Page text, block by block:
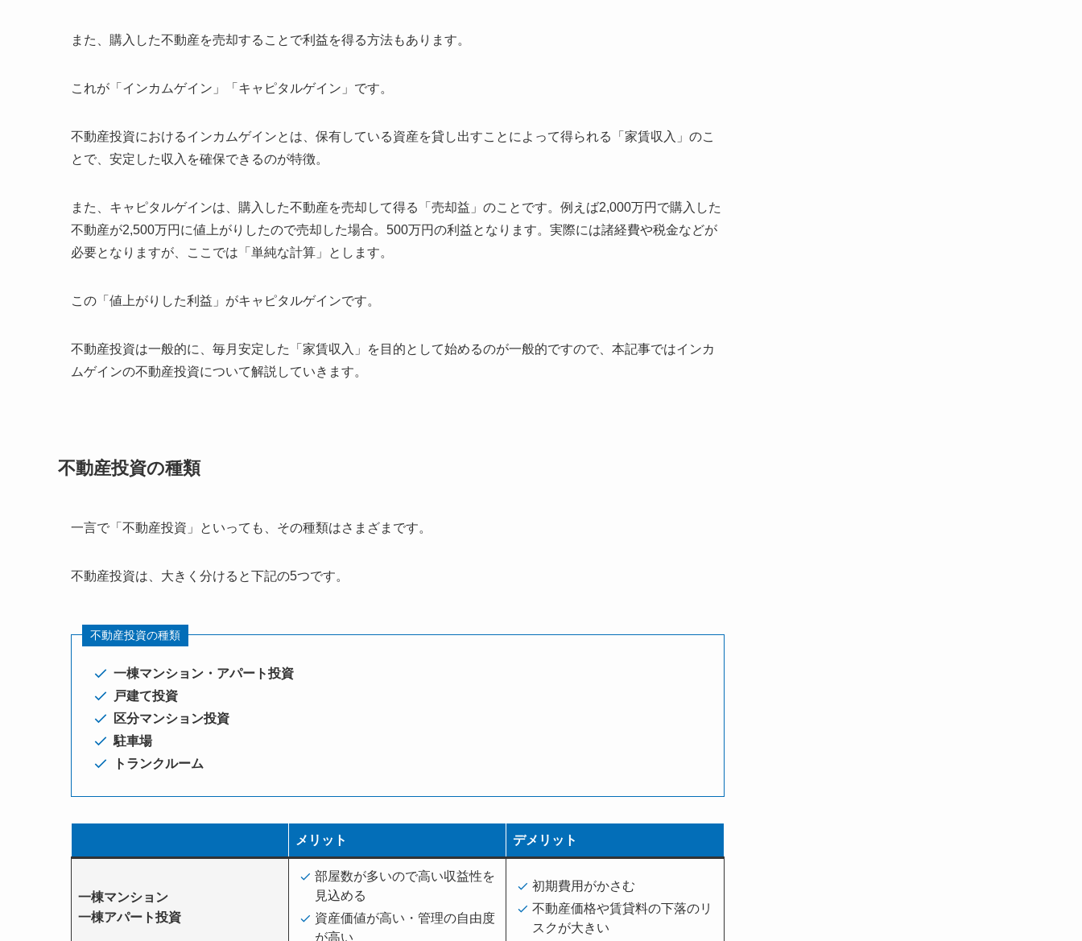
また、購入した不動産を売却することで利益を得る方法もあります。
これが「インカムゲイン」「キャピタルゲイン」です。
不動産投資におけるインカムゲインとは、保有している資産を貸し出すことによって得られる「家賃収入」のこ
とで、安定した収入を確保できるのが特徴。
また、キャピタルゲインは、購入した不動産を売却して得る「売却益」のことです。例えば2,000万円で購入した
不動産が2,500万円に値上がりしたので売却した場合。500万円の利益となります。実際には諸経費や税金などが
必要となりますが、ここでは「単純な計算」とします。
この「値上がりした利益」がキャピタルゲインです。
不動産投資は一般的に、毎月安定した「家賃収入」を目的として始めるのが一般的ですので、本記事ではインカ
ムゲインの不動産投資について解説していきます。
不動産投資の種類
一言で「不動産投資」といっても、その種類はさまざまです。
不動産投資は、大きく分けると下記の5つです。
不動産投資の種類
一棟マンション・アパート投資
戸建て投資
区分マンション投資
駐車場
トランクルーム
メリット デメリット
一棟マンション
一棟アパート投資
部屋数が多いので高い収益性を
見込める
資産価値が高い・管理の自由度
が高い
初期費用がかさむ
不動産価格や賃貸料の下落のリ
スクが大きい